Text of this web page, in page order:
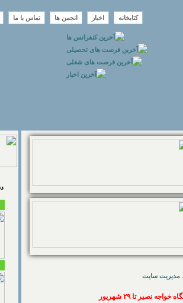
کتابخانه اخبار انجمن ها تماس با ما
مدیریت سایت
نصیر تا ۲۹ شهریور